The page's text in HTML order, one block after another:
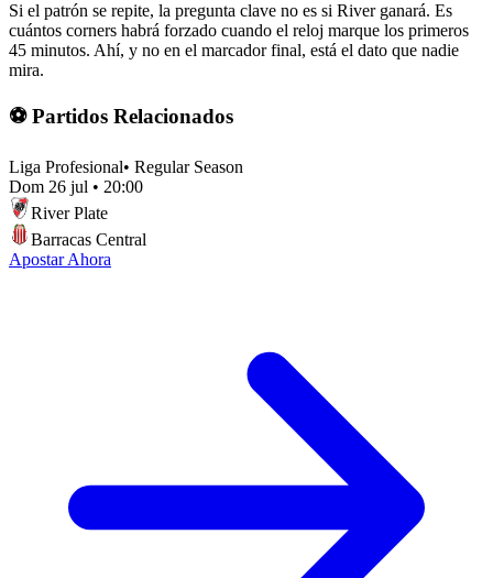
Si el patrón se repite, la pregunta clave no es si River ganará. Es
cuántos corners habrá forzado cuando el reloj marque los primeros
45 minutos. Ahí, y no en el marcador final, está el dato que nadie
mira.
⚽ Partidos Relacionados
Liga Profesional• Regular Season
Dom 26 jul • 20:00
River Plate
Barracas Central
Apostar Ahora